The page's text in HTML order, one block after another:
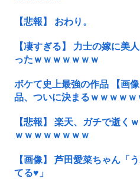
【悲報】 おわり。
【凄すぎる】 力士の嫁に美
ったｗｗｗｗｗｗｗ
ボケて史上最強の作品 【画
品、ついに決まるｗｗｗｗｗ
【悲報】 楽天、ガチで逝く
ｗｗｗｗｗｗｗｗ
【画像】 芦田愛菜ちゃん「
てる♥」